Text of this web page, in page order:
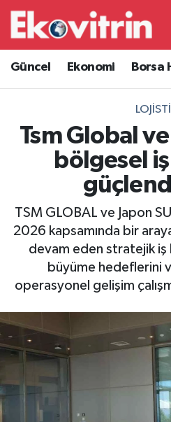
Güncel Ekonomi Borsa
Tsm Global
bölgesel
TSM GLOBAL ve Japon
2026 kapsamında bir
devam eden stratejik iş
büyüme hedeflerini
operasyonel gelişim
Güncel
Ekonomi
Borsa Haberleri
İş Dünyası
Otovitrin
Asayiş
Gayrimenkul
Eğitim
Hava Durumu
Trafik Durumu
Süper Lig Puan Durumu
Tüm Manşetler
Son Dakika Haberleri
Haber Arşivi